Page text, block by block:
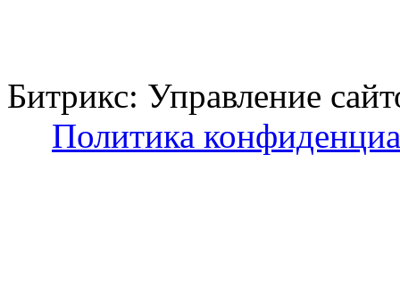
Битрикс: Управление
Политика